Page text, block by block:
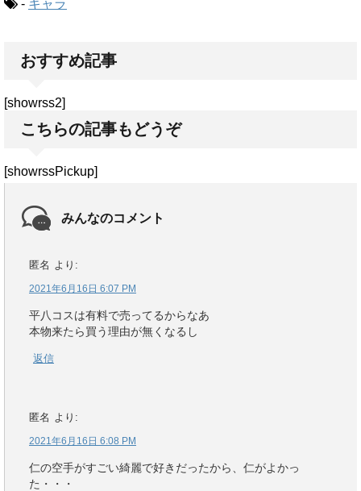
- キャラ
おすすめ記事
[showrss2]
こちらの記事もどうぞ
[showrssPickup]
みんなのコメント
匿名 より:
2021年6月16日 6:07 PM
平八コスは有料で売ってるからなあ
本物来たら買う理由が無くなるし
返信
匿名 より:
2021年6月16日 6:08 PM
仁の空手がすごい綺麗で好きだったから、仁がよかっ
た・・・